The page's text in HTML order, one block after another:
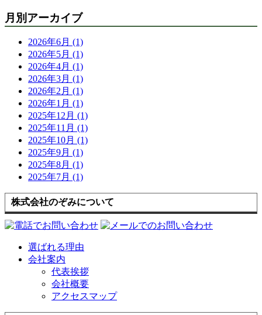
月別アーカイブ
2026年6月 (1)
2026年5月 (1)
2026年4月 (1)
2026年3月 (1)
2026年2月 (1)
2026年1月 (1)
2025年12月 (1)
2025年11月 (1)
2025年10月 (1)
2025年9月 (1)
2025年8月 (1)
2025年7月 (1)
株式会社のぞみについて
選ばれる理由
会社案内
代表挨拶
会社概要
アクセスマップ